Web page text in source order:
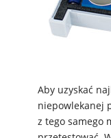
Aby uzyskać
niepowlekanej
z tego samego